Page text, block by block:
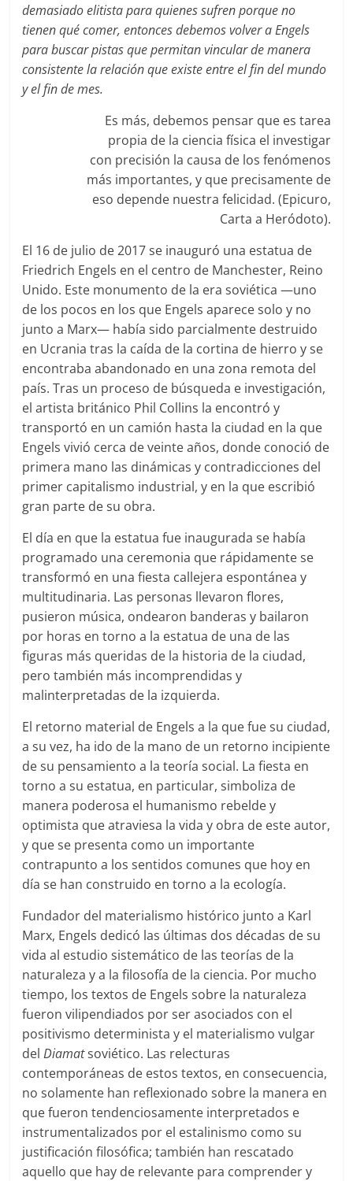
demasiado elitista para quienes sufren porque no
tienen qué comer, entonces debemos volver a Engels
para buscar pistas que permitan vincular de manera
consistente la relación que existe entre el fin del mundo
y el fin de mes.
Es más, debemos pensar que es tarea
propia de la ciencia física el investigar
con precisión la causa de los fenómenos
más importantes, y que precisamente de
eso depende nuestra felicidad. (Epicuro,
Carta a Heródoto).
El 16 de julio de 2017 se inauguró una estatua de
Friedrich Engels en el centro de Manchester, Reino
Unido. Este monumento de la era soviética —uno
de los pocos en los que Engels aparece solo y no
junto a Marx— había sido parcialmente destruido
en Ucrania tras la caída de la cortina de hierro y se
encontraba abandonado en una zona remota del
país. Tras un proceso de búsqueda e investigación,
el artista británico Phil Collins la encontró y
transportó en un camión hasta la ciudad en la que
Engels vivió cerca de veinte años, donde conoció de
primera mano las dinámicas y contradicciones del
primer capitalismo industrial, y en la que escribió
gran parte de su obra.
El día en que la estatua fue inaugurada se había
programado una ceremonia que rápidamente se
transformó en una fiesta callejera espontánea y
multitudinaria. Las personas llevaron flores,
pusieron música, ondearon banderas y bailaron
por horas en torno a la estatua de una de las
figuras más queridas de la historia de la ciudad,
pero también más incomprendidas y
malinterpretadas de la izquierda.
El retorno material de Engels a la que fue su ciudad,
a su vez, ha ido de la mano de un retorno incipiente
de su pensamiento a la teoría social. La fiesta en
torno a su estatua, en particular, simboliza de
manera poderosa el humanismo rebelde y
optimista que atraviesa la vida y obra de este autor,
y que se presenta como un importante
contrapunto a los sentidos comunes que hoy en
día se han construido en torno a la ecología.
Fundador del materialismo histórico junto a Karl
Marx, Engels dedicó las últimas dos décadas de su
vida al estudio sistemático de las teorías de la
naturaleza y a la filosofía de la ciencia. Por mucho
tiempo, los textos de Engels sobre la naturaleza
fueron vilipendiados por ser asociados con el
positivismo determinista y el materialismo vulgar
delDiamatsoviético. Las relecturas
contemporáneas de estos textos, en consecuencia,
no solamente han reflexionado sobre la manera en
que fueron tendenciosamente interpretados e
instrumentalizados por el estalinismo como su
justificación filosófica; también han rescatado
aquello que hay de relevante para comprender y